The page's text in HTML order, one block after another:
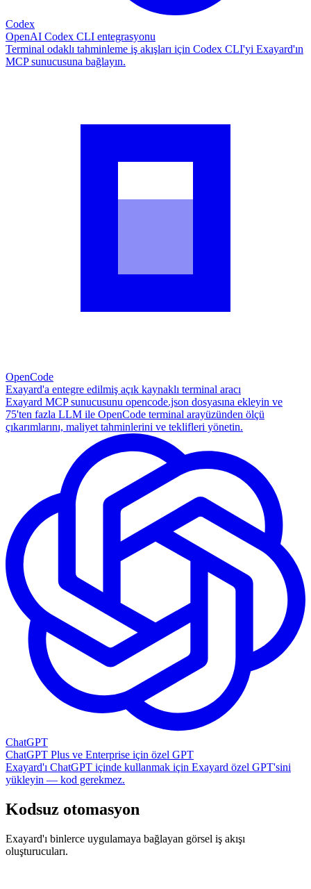
Codex
OpenAI Codex CLI entegrasyonu
Terminal odaklı tahminleme iş akışları için Codex CLI'yi Exayard'ın
MCP sunucusuna bağlayın.
OpenCode
Exayard'a entegre edilmiş açık kaynaklı terminal aracı
Exayard MCP sunucusunu opencode.json dosyasına ekleyin ve
75'ten fazla LLM ile OpenCode terminal arayüzünden ölçü
çıkarımlarını, maliyet tahminlerini ve teklifleri yönetin.
ChatGPT
ChatGPT Plus ve Enterprise için özel GPT
Exayard'ı ChatGPT içinde kullanmak için Exayard özel GPT'sini
yükleyin — kod gerekmez.
Kodsuz otomasyon
Exayard'ı binlerce uygulamaya bağlayan görsel iş akışı
oluşturucuları.